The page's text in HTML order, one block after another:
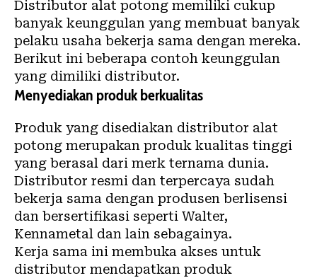
Distributor alat potong memiliki cukup
banyak keunggulan yang membuat banyak
pelaku usaha bekerja sama dengan mereka.
Berikut ini beberapa contoh keunggulan
yang dimiliki distributor.
Menyediakan produk berkualitas
Produk yang disediakan distributor alat
potong merupakan produk kualitas tinggi
yang berasal dari merk ternama dunia.
Distributor resmi dan terpercaya sudah
bekerja sama dengan produsen berlisensi
dan bersertifikasi seperti Walter,
Kennametal dan lain sebagainya.
Kerja sama ini membuka akses untuk
distributor mendapatkan produk